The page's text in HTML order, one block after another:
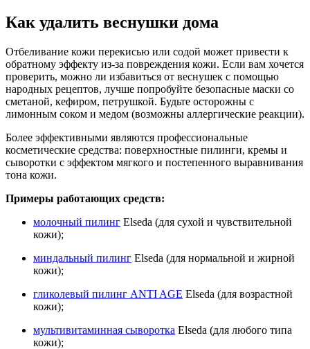
Как удалить веснушки дома
Отбеливание кожи перекисью или содой может привести к
обратному эффекту из-за повреждения кожи. Если вам хочется
проверить, можно ли избавиться от веснушек с помощью
народных рецептов, лучше попробуйте безопасные маски со
сметаной, кефиром, петрушкой. Будьте осторожны с
лимонным соком и медом (возможны аллергические реакции).
Более эффективными являются профессиональные
косметические средства: поверхностные пилинги, кремы и
сыворотки с эффектом мягкого и постепенного выравнивания
тона кожи.
Примеры работающих средств:
молочный пилинг Elseda (для сухой и чувствительной
кожи);
миндальный пилинг Elseda (для нормальной и жирной
кожи);
гликолевый пилинг ANTI AGE Elseda (для возрастной
кожи);
мультивитаминная сыворотка Elseda (для любого типа
кожи);